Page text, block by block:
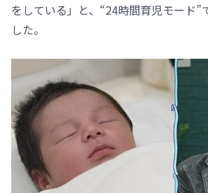
をしている」と、“24時間育児モード”
した。